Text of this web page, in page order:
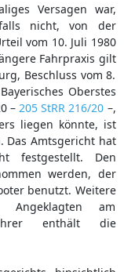
Versagen war,
nicht, von der
vom 10. Juli 1980
Fahrpraxis gilt
Beschluss vom 8.
Oberstes
– 205 StRR 216/20 –,
liegen könnte, ist
Das Amtsgericht hat
festgestellt. Den
werden, der
benutzt. Weitere
Angeklagten am
enthält die